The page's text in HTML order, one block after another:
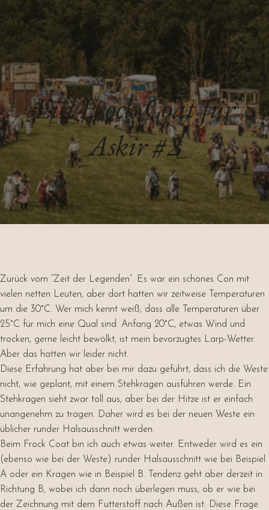
Ein Frock Coat für
Askir #2
Zurück vom “Zeit der Legenden”. Es war ein schönes Con mit
vielen netten Leuten, aber dort hatten wir zeitweise Temperaturen
um die 30°C. Wer mich kennt weiß, dass alle Temperaturen über
25°C für mich eine Qual sind. Anfang 20°C, etwas Wind und
trocken, gerne leicht bewölkt, ist mein bevorzugtes Larp-Wetter.
Aber das hatten wir leider nicht.
Diese Erfahrung hat aber bei mir dazu geführt, dass ich die Weste
nicht, wie geplant, mit einem Stehkragen ausführen werde. Ein
Stehkragen sieht zwar toll aus, aber bei der Hitze ist er einfach
unangenehm zu tragen. Daher wird es bei der neuen Weste ein
üblicher runder Halsausschnitt werden.
Beim Frock Coat bin ich auch etwas weiter. Entweder wird es ein
(ebenso wie bei der Weste) runder Halsausschnitt wie bei Beispiel
A oder ein Kragen wie in Beispiel B. Tendenz geht aber derzeit in
Richtung B, wobei ich dann noch überlegen muss, ob er wie bei
der Zeichnung mit dem Futterstoff nach Außen ist. Diese Frage